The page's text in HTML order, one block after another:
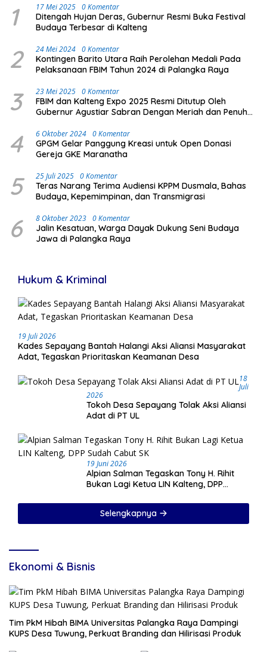
1 17 Mei 2025 0 Komentar
Ditengah Hujan Deras, Gubernur Resmi Buka Festival
Budaya Terbesar di Kalteng
2 24 Mei 2024 0 Komentar
Kontingen Barito Utara Raih Perolehan Medali Pada
Pelaksanaan FBIM Tahun 2024 di Palangka Raya
3 23 Mei 2025 0 Komentar
FBIM dan Kalteng Expo 2025 Resmi Ditutup Oleh
Gubernur Agustiar Sabran Dengan Meriah dan Penuh
4 6 Oktober 2024 0 Komentar
GPGM Gelar Panggung Kreasi untuk Open Donasi
Gereja GKE Maranatha
5 25 Juli 2025 0 Komentar
Teras Narang Terima Audiensi KPPM Dusmala, Bahas
Budaya, Kepemimpinan, dan Transmigrasi
6 8 Oktober 2023 0 Komentar
Jalin Kesatuan, Warga Dayak Dukung Seni Budaya
Jawa di Palangka Raya
Hukum & Kriminal
19 Juli 2026
Kades Sepayang Bantah Halangi Aksi Aliansi Masyarakat
Adat, Tegaskan Prioritaskan Keamanan Desa
18
Juli
2026
Tokoh Desa Sepayang Tolak Aksi Aliansi
Adat di PT UL
19 Juni 2026
Alpian Salman Tegaskan Tony H. Rihit
Bukan Lagi Ketua LIN Kalteng, DPP
Selengkapnya
Ekonomi & Bisnis
Tim PkM Hibah BIMA Universitas Palangka Raya Dampingi
KUPS Desa Tuwung, Perkuat Branding dan Hilirisasi Produk